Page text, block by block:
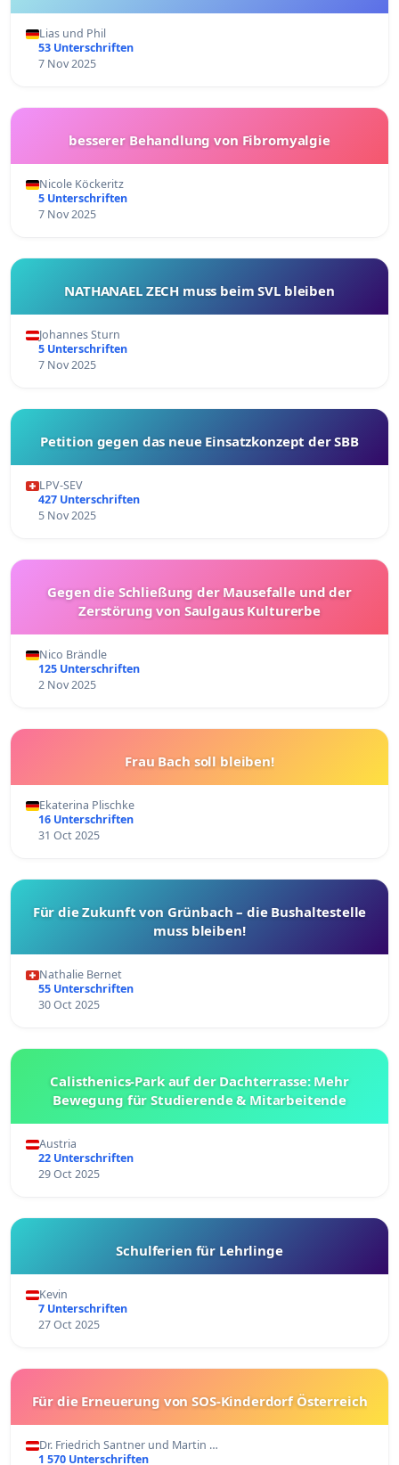
Lias und Phil
53 Unterschriften
7 Nov 2025
besserer Behandlung von Fibromyalgie
Nicole Köckeritz
5 Unterschriften
7 Nov 2025
NATHANAEL ZECH muss beim SVL bleiben
Johannes Sturn
5 Unterschriften
7 Nov 2025
Petition gegen das neue Einsatzkonzept der SBB
LPV-SEV
427 Unterschriften
5 Nov 2025
Gegen die Schließung der Mausefalle und der
Zerstörung von Saulgaus Kulturerbe
Nico Brändle
125 Unterschriften
2 Nov 2025
Frau Bach soll bleiben!
Ekaterina Plischke
16 Unterschriften
31 Oct 2025
Für die Zukunft von Grünbach – die Bushaltestelle
muss bleiben!
Nathalie Bernet
55 Unterschriften
30 Oct 2025
Calisthenics-Park auf der Dachterrasse: Mehr
Bewegung für Studierende & Mitarbeitende
Austria
22 Unterschriften
29 Oct 2025
Schulferien für Lehrlinge
Kevin
7 Unterschriften
27 Oct 2025
Für die Erneuerung von SOS-Kinderdorf Österreich
Dr. Friedrich Santner und Martin …
1 570 Unterschriften